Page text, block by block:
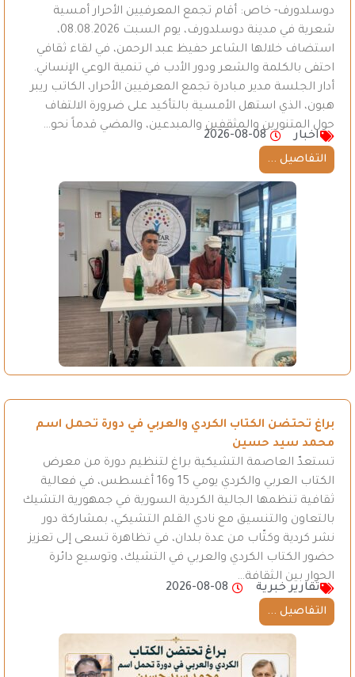
دوسلدورف- خاص: أقام تجمع المعرفيين الأحرار أمسية
شعرية في مدينة دوسلدورف، يوم السبت 08.08.2026،
استضاف خلالها الشاعر حفيظ عبد الرحمن، في لقاء ثقافي
احتفى بالكلمة والشعر ودور الأدب في تنمية الوعي الإنساني.
أدار الجلسة مدير مبادرة تجمع المعرفيين الأحرار، الكاتب ريبر
هبون، الذي استهل الأمسية بالتأكيد على ضرورة الالتفاف
حول المتنورين والمثقفين والمبدعين، والمضي قدماً نحو…
اخبار
2026-08-08
التفاصيل ...
براغ تحتضن الكتاب الكردي والعربي في دورة تحمل اسم
محمد سيد حسين
تستعدّ العاصمة التشيكية براغ لتنظيم دورة من معرض
الكتاب العربي والكردي يومي 15 و16 أغسطس، في فعالية
ثقافية تنظمها الجالية الكردية السورية في جمهورية التشيك
بالتعاون والتنسيق مع نادي القلم التشيكي، بمشاركة دور
نشر كردية وكتّاب من عدة بلدان، في تظاهرة تسعى إلى تعزيز
حضور الكتاب الكردي والعربي في التشيك، وتوسيع دائرة
الحوار بين الثقافة…
تقارير خبرية
2026-08-08
التفاصيل ...